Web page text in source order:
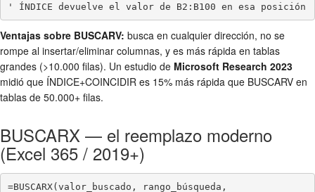
' ÍNDICE devuelve el valor de B2:B100 en esa posición
Ventajas sobre BUSCARV: busca en cualquier dirección, no se
rompe al insertar/eliminar columnas, y es más rápida en tablas
grandes (>10.000 filas). Un estudio de Microsoft Research 2023
midió que ÍNDICE+COINCIDIR es 15% más rápida que BUSCARV en
tablas de 50.000+ filas.
BUSCARX — el reemplazo moderno
(Excel 365 / 2019+)
=BUSCARX(valor_buscado, rango_búsqueda,